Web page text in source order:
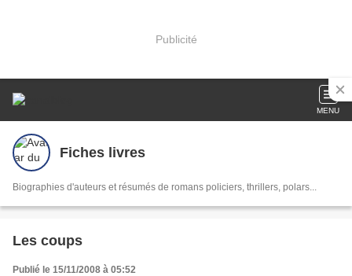
Publicité
MENU
Fiches livres
Biographies d'auteurs et résumés de romans policiers, thrillers, polars...
Les coups
Publié le 15/11/2008 à 05:52